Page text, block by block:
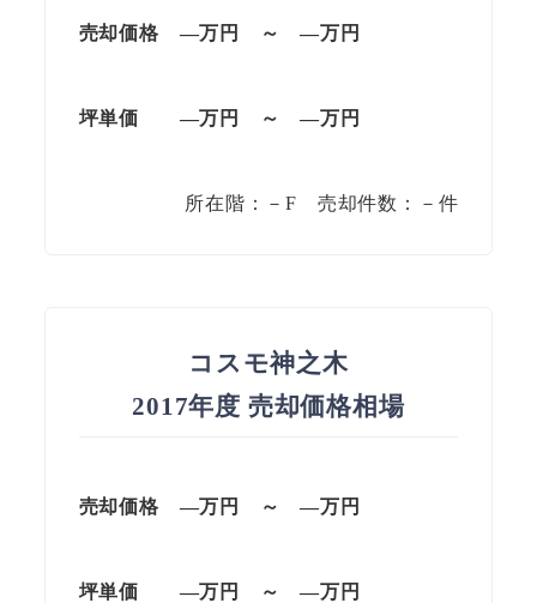
売却価格 —万円 ～—万円
坪単価 —万円 ～—万円
所在階：－F 売却件数：－件
コスモ神之木
2017年度 売却価格相場
売却価格 —万円 ～—万円
坪単価 —万円 ～—万円